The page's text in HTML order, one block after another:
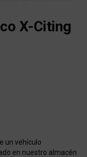
X-Citing
un vehículo
en nuestro almacén